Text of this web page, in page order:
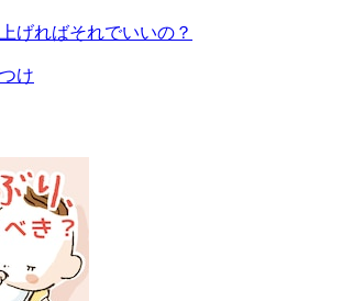
げればそれでいいの？
け